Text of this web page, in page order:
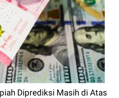
Diprediksi Masih di Atas